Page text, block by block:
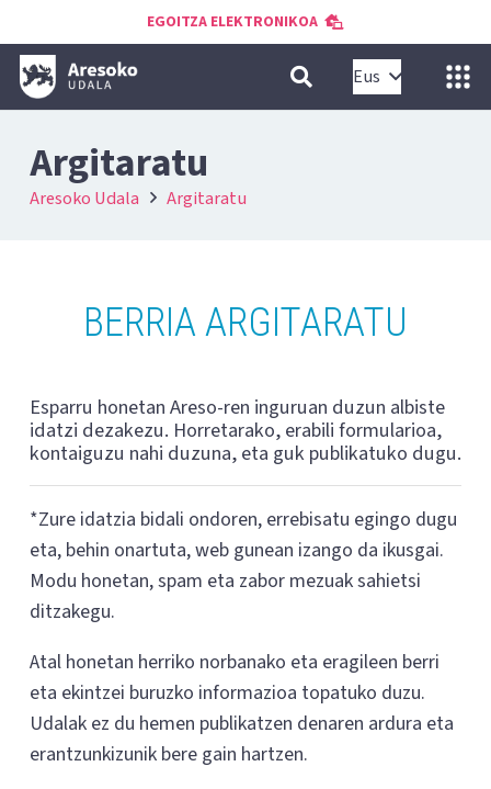
EGOITZA ELEKTRONIKOA
Eus
Argitaratu
Aresoko Udala Argitaratu
BERRIA ARGITARATU
Esparru honetan Areso-ren inguruan duzun albiste
idatzi dezakezu. Horretarako, erabili formularioa,
kontaiguzu nahi duzuna, eta guk publikatuko dugu.
*Zure idatzia bidali ondoren, errebisatu egingo dugu
eta, behin onartuta, web gunean izango da ikusgai.
Modu honetan, spam eta zabor mezuak sahietsi
ditzakegu.
Atal honetan herriko norbanako eta eragileen berri
eta ekintzei buruzko informazioa topatuko duzu.
Udalak ez du hemen publikatzen denaren ardura eta
erantzunkizunik bere gain hartzen.